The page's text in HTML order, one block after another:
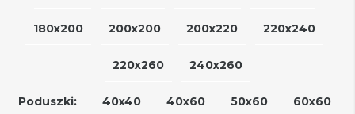
180x200 200x200 200x220 220x240
220x260 240x260
Poduszki: 40x40 40x60 50x60 60x60